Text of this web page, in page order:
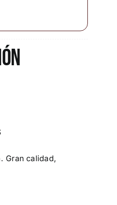
Gran calidad,